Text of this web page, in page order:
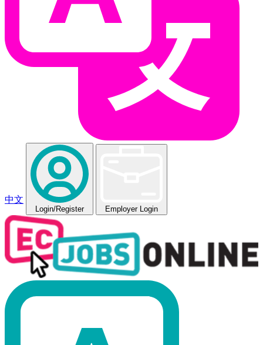
中文
Login/Register Employer Login